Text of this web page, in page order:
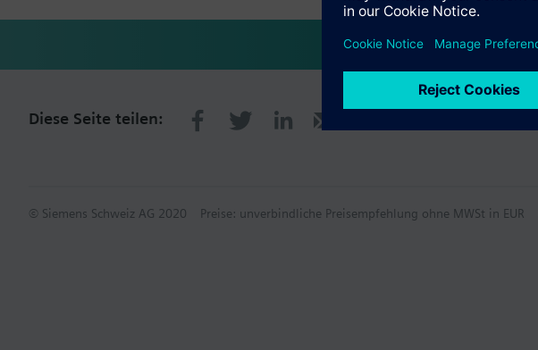
Diese Seite teilen:
© Siemens Schweiz AG 2020 Preise: unverbindliche Preisempfehlung ohne MWSt in EUR